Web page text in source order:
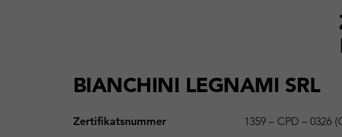
BIANCHINI LEGNAMI SRL
Zertifikatsnummer 1359 – CPD – 0326